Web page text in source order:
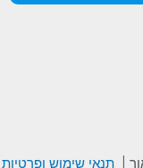
תנאי שימוש ופרטיות